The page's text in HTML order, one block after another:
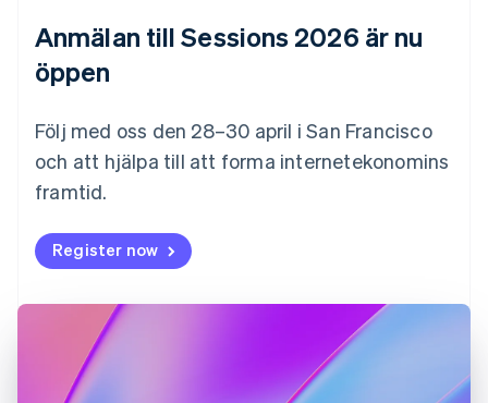
Anmälan till Sessions 2026 är nu
öppen
Följ med oss den 28–30 april i San Francisco
och att hjälpa till att forma internetekonomins
framtid.
Register now
English Svenska
Français
English
Gibraltar
English
Grekland
Hongkong SAR, Kina
English
English
Irland
English
Italien
Italiano